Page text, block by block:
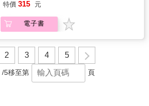
發、或引導、或鼓勵、或陪伴，寫下一則又一
則動人至深的生命故事，記錄下一個最壞也最
好的年代。 &
代的文化傳燈人。 & 也是在這樣一個動盪不安
色畫成一筆恐怖，一個又一個為臺灣爭自由與
民主的先行者，或在刑場壯烈成仁，或在火燒
島低吟悲歌，或遠走他鄉自我放逐
&hellip;&hellip;他們用自己的青春與熱血，在那
個黑暗的年代點燃著引領後人前行的光，讓後
繼者無所恐懼，堅定前行。 & 在《暗夜傳燈
人》當中，作家楊渡以摯情的文字記錄那些在
台灣各個角落，為這一塊土地、文化默默奉獻
名的生物統計學家，他與同事共同設計了廣泛
應用於生物醫學研究的統計方法，包括「廣義
估計公式」。這項方法至今仍被廣泛採用，對
國憂民的精神和卓越的教育家身份而聞名。曾
獲選中央研究院院士、世界科學院院士、美國
國家醫學院院士等殊榮，他的成就和影響力遠
遠超出了學術界的範疇。2010年，梁賡義院士
特價 315 元
電子書
2 3 4 5
/5移至第 頁